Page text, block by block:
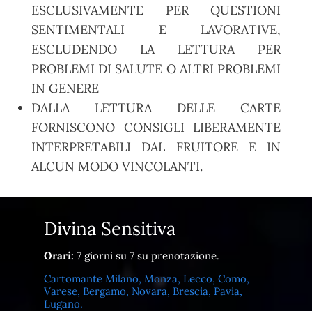
ESCLUSIVAMENTE PER QUESTIONI
SENTIMENTALI E LAVORATIVE,
ESCLUDENDO LA LETTURA PER
PROBLEMI DI SALUTE O ALTRI PROBLEMI
IN GENERE
DALLA LETTURA DELLE CARTE
FORNISCONO CONSIGLI LIBERAMENTE
INTERPRETABILI DAL FRUITORE E IN
ALCUN MODO VINCOLANTI.
Divina Sensitiva
Orari: 7 giorni su 7 su prenotazione.
Cartomante Milano, Monza, Lecco, Como,
Varese, Bergamo, Novara, Brescia, Pavia,
Lugano.